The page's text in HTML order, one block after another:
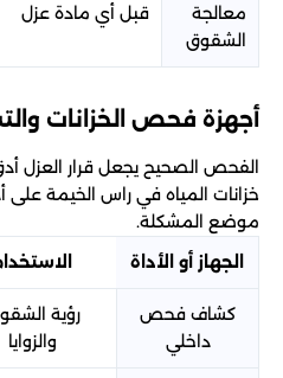
معالجة
الشقوق
قبل أي مادة عزل
أجهزة فحص الخزانات
الفحص الصحيح يجعل قرار العزل
خزانات المياه في راس الخيمة
موضع المشكلة.
الجهاز أو الأداة
كشاف فحص
داخلي
رؤية
والزوايا